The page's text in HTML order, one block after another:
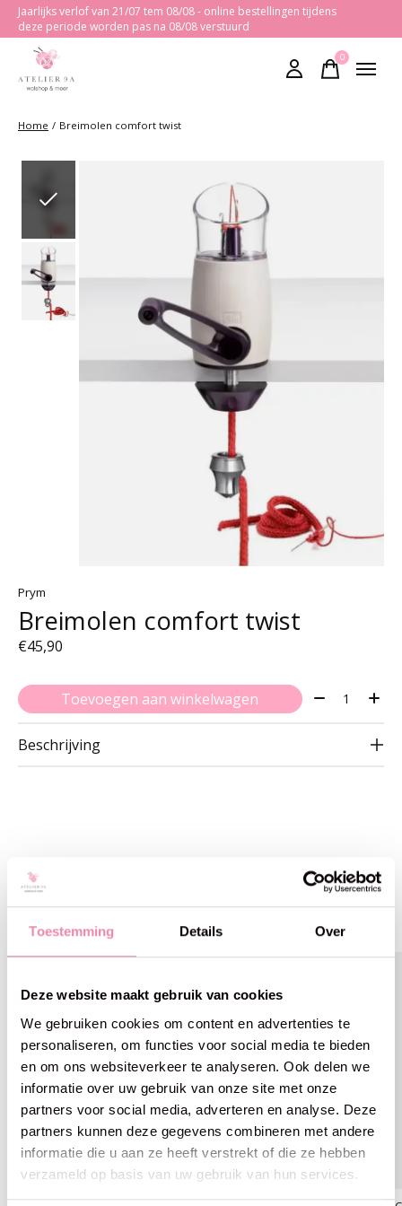
Toestemming Details Over
Deze website maakt gebruik van cookies
We gebruiken cookies om content en advertenties te
personaliseren, om functies voor social media te bieden
en om ons websiteverkeer te analyseren. Ook delen we
informatie over uw gebruik van onze site met onze
partners voor social media, adverteren en analyse. Deze
partners kunnen deze gegevens combineren met andere
informatie die u aan ze heeft verstrekt of die ze hebben
verzameld op basis van uw gebruik van hun services.
Jaarlijks verlof van 21/07 tem 08/08 - online bestellingen tijdens
deze periode worden pas na 08/08 verstuurd
0items
Home / Breimolen comfort twist
Prym
Breimolen comfort twist
€45,90
Toevoegen aan winkelwagen Aantal:
Beschrijving
Gerelateerde producten
Carousel items